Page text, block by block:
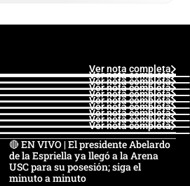
Ver nota completa
Ver nota completa
Ver nota completa
Ver nota completa
Ver nota completa
Ver nota completa
Ver nota completa
Ver nota completa
Ver nota completa
Ver nota completa
🔴 EN VIVO | El presidente Abelardo
de la Espriella ya llegó a la Arena
USC para su posesión; siga el
minuto a minuto